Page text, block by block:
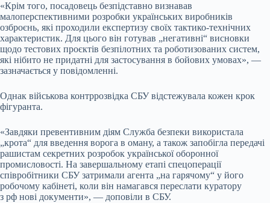
«Крім того, посадовець безпідставно визнавав
малоперспективними розробки українських виробників
озброєнь, які проходили експертизу своїх тактико-технічних
характеристик. Для цього він готував „негативні“ висновки
щодо тестових проєктів безпілотних та роботизованих систем,
які нібито не придатні для застосування в бойових умовах», —
зазначається у повідомленні.
Однак військова контррозвідка СБУ відстежувала кожен крок
фігуранта.
«Завдяки превентивним діям Служба безпеки використала
„крота“ для введення ворога в оману, а також запобігла передачі
рашистам секретних розробок української оборонної
промисловості. На завершальному етапі спецоперації
співробітники СБУ затримали агента „на гарячому“ у його
робочому кабінеті, коли він намагався переслати куратору
з рф нові документи», — доповіли в СБУ.